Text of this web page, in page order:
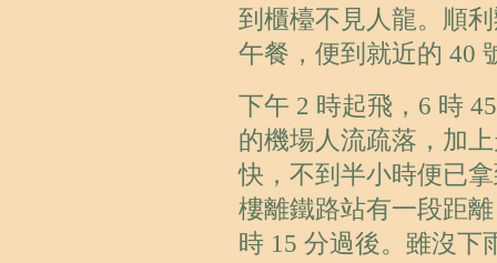
到櫃檯不見人龍。順
午餐，便到就近的 40
下午 2 時起飛，6 時
的機場人流疏落，加
快，不到半小時便已
樓離鐵路站有一段距
時 15 分過後。雖沒下